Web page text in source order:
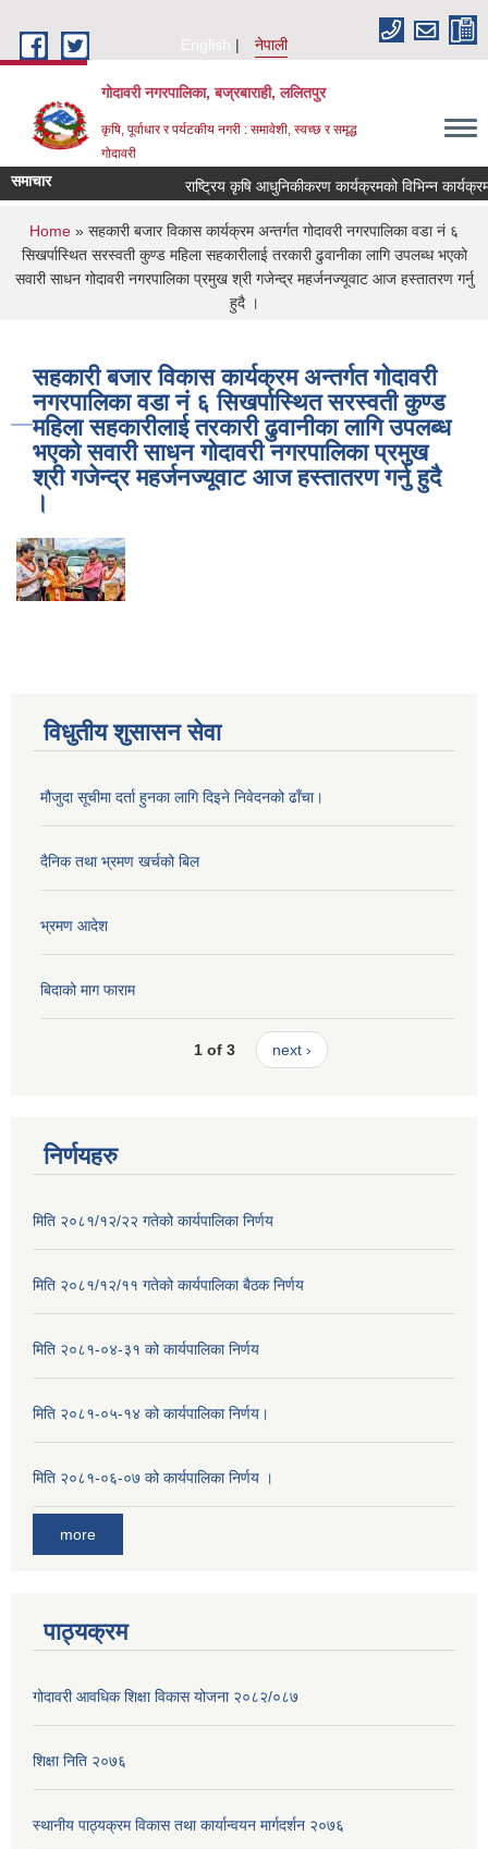
English
नेपाली
गोदावरी नगरपालिका, बज्रबाराही, ललितपुर
कृषि, पूर्वाधार र पर्यटकीय नगरी : समावेशी, स्वच्छ र समृद्ध
गोदावरी
समाचार
You are here
Home » सहकारी बजार विकास कार्यक्रम अन्तर्गत गोदावरी नगरपालिका वडा नं ६
सिखर्पास्थित सरस्वती कुण्ड महिला सहकारीलाई तरकारी ढुवानीका लागि उपलब्ध भएको
सवारी साधन गोदावरी नगरपालिका प्रमुख श्री गजेन्द्र महर्जनज्यूवाट आज हस्तातरण गर्नु
हुदै ।
सहकारी बजार विकास कार्यक्रम अन्तर्गत गोदावरी
नगरपालिका वडा नं ६ सिखर्पास्थित सरस्वती कुण्ड
महिला सहकारीलाई तरकारी ढुवानीका लागि उपलब्ध
भएको सवारी साधन गोदावरी नगरपालिका प्रमुख
श्री गजेन्द्र महर्जनज्यूवाट आज हस्तातरण गर्नु हुदै
।
विधुतीय शुसासन सेवा
मौजुदा सूचीमा दर्ता हुनका लागि दिइने निवेदनको ढाँचा।
दैनिक तथा भ्रमण खर्चको बिल
भ्रमण आदेश
बिदाको माग फाराम
1 of 3 next ›
निर्णयहरु
मिति २०८१/१२/२२ गतेको कार्यपालिका निर्णय
मिति २०८१/१२/११ गतेको कार्यपालिका बैठक निर्णय
मिति २०८१-०४-३१ को कार्यपालिका निर्णय
मिति २०८१-०५-१४ को कार्यपालिका निर्णय।
मिति २०८१-०६-०७ को कार्यपालिका निर्णय ।
more
पाठ्यक्रम
गोदावरी आवधिक शिक्षा विकास योजना २०८२/०८७
शिक्षा निति २०७६
स्थानीय पाठ्यक्रम विकास तथा कार्यान्वयन मार्गदर्शन २०७६